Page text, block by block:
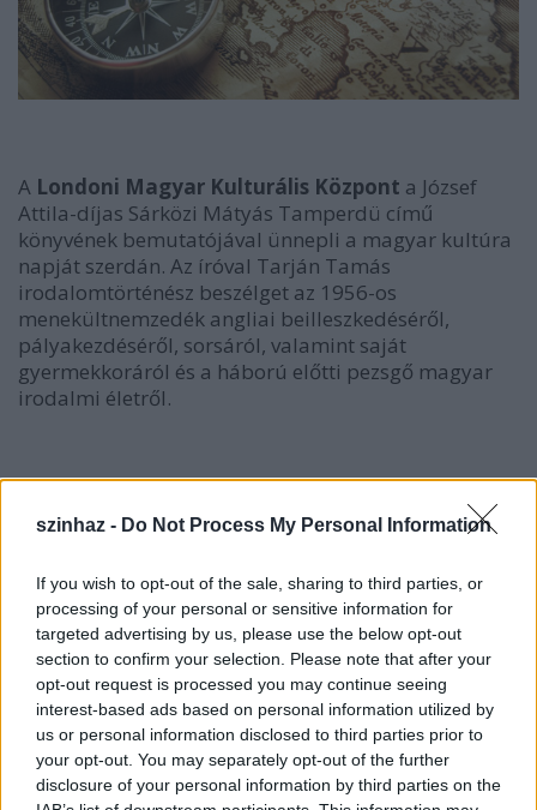
szinhaz - Do Not Process My Personal Information
If you wish to opt-out of the sale, sharing to third parties, or
processing of your personal or sensitive information for
targeted advertising by us, please use the below opt-out
section to confirm your selection. Please note that after your
opt-out request is processed you may continue seeing
interest-based ads based on personal information utilized by
us or personal information disclosed to third parties prior to
your opt-out. You may separately opt-out of the further
disclosure of your personal information by third parties on the
A Londoni Magyar Kulturális Központ a József
Attila-díjas Sárközi Mátyás Tamperdü című
könyvének bemutatójával ünnepli a magyar kultúra
napját szerdán. Az íróval Tarján Tamás
irodalomtörténész beszélget az 1956-os
menekültnemzedék angliai beilleszkedéséről,
pályakezdéséről, sorsáról, valamint saját
gyermekkoráról és a háború előtti pezsgő magyar
irodalmi életről.
Vörös Rozália festő- és iparművész,
valamint Redő Ferenc festő- és grafikusművész
közreműködnek a moszkvai Liszt Ferenc Zeneiskola
növendékei.
New York-i Balassi Intézet az ottani Magyar
Házzal és a metropolisz környéki magyar
szervezetekkel együtt ünnepel: hétfőn este a
Carnegie Hallban a The Music Of Karl Jenkins: A 70th